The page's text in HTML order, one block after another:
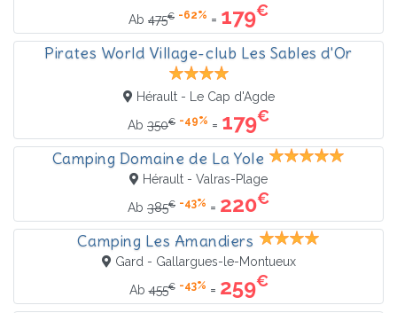
Ab 475€ -62% = 179€
Pirates World Village-club Les Sables d'Or
Hérault - Le Cap d'Agde
Ab 350€ -49% = 179€
Camping Domaine de La Yole
Hérault - Valras-Plage
Ab 385€ -43% = 220€
Camping Les Amandiers
Gard - Gallargues-le-Montueux
Ab455€ -43% = 259€